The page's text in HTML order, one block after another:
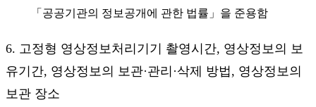
「공공기관의 정보공개에 관한 법률」을 준용함
6. 고정형 영상정보처리기기 촬영시간, 영상정보의 보
유기간, 영상정보의 보관·관리·삭제 방법, 영상정보의
보관 장소